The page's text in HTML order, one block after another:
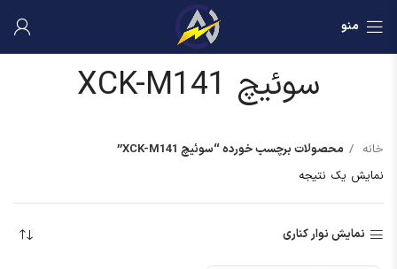
منو
سوئیچ XCK-M141
خانه
محصولات برچسب خورده “سوئیچ XCK-M141”
نمایش یک نتیجه
نمایش نوار کناری